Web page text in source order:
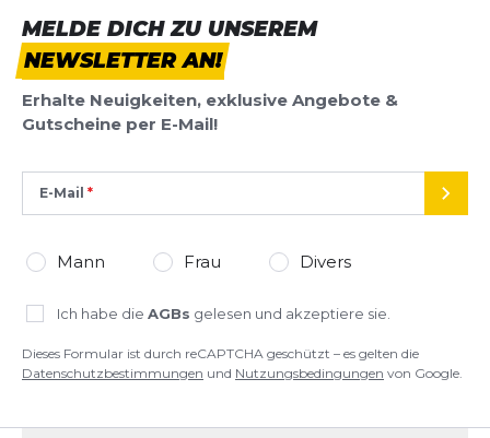
Rezension
Rezension
Pflichtfelder
Datenschutzbestimmungenund Nutzungsbedingungen
MELDE DICH ZU UNSEREM
NEWSLETTER AN!
Erhalte Neuigkeiten, exklusive Angebote &
Gutscheine per E-Mail!
E-Mail
Mann Frau Divers
Ich habe die AGBs gelesen und akzeptiere sie.
Dieses Formular ist durch reCAPTCHA geschützt – es gelten die
Datenschutzbestimmungen und Nutzungsbedingungen von Google.